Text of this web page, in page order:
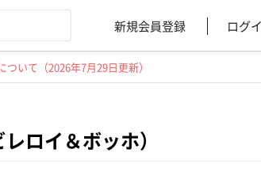
新規会員登録 ログ
いて（2026年7月29日更新）
ロイ＆ボッホ）